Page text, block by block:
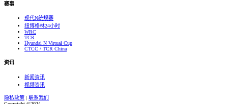
赛事
现代N统规赛
纽博格林24小时
WRC
TCR
Hyundai N Virtual Cup
CTCC / TCR China
资讯
新闻资讯
视频资讯
隐私政策 | 联系我们